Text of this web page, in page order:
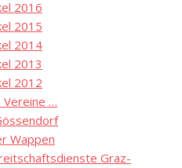
2016
2015
2014
2013
2012
Vereine …
Wappen
Graz-